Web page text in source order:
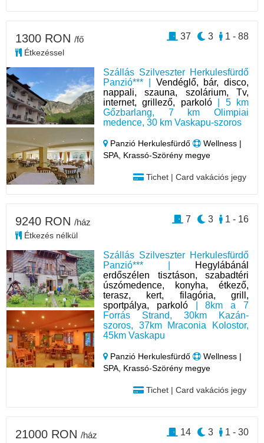
Szállás Szilveszter Herkulesfürdő
Panzió*** | Vendéglő, bár, disco,
nappali, szauna, szolárium, Tv,
internet, grillező, parkoló| 5 km
Gőzbarlang, 7 km Olimpiai
medence, 30 km Vaskapu-szoros
Panzió Herkulesfürdő
Wellness |
SPA, Krassó-Szörény megye
Tichet | Card vakációs jegy
1300 RON /fő
Étkezéssel
1 - 88
3
37
Szállás Szilveszter Herkulesfürdő
Panzió*** |
Hegylábánál
erdőszélen tisztáson, szabadtéri
úszómedence, konyha, étkező,
terasz, kert, filagória, grill,
sportpálya, parkoló| 8km a 7
Forrás Strand, 30km Kazán-
szoros, 37km Mraconia Kolostor,
45km Vaskapu
Panzió Herkulesfürdő
Wellness |
SPA, Krassó-Szörény megye
Tichet | Card vakációs jegy
9240 RON /ház
Étkezés nélkül
1 - 16
3
7
21000 RON /ház 1 - 30
3
14